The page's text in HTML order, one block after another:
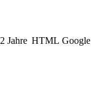
2 Jahre HTML Google